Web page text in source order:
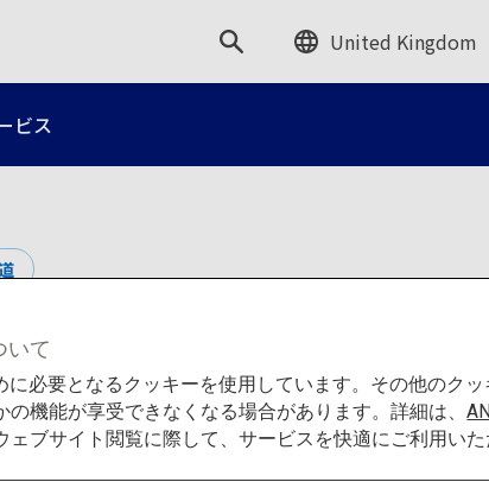
United Kingdom
ビス
いて
必要となるクッキーを使用しています。その他のクッ
機能が享受できなくなる場合があります。詳細は、
ブサイト閲覧に際して、サービスを快適にご利用い